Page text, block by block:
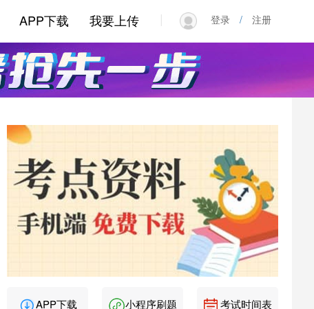
| 登录 / 注册
我要上传
APP下载
APP下载 小程序刷题 考试时间表